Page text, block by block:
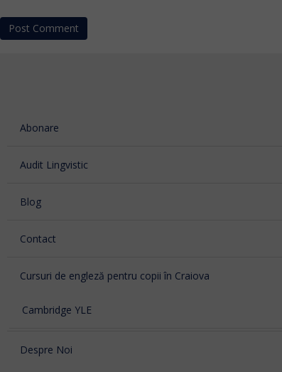
Abonare
Audit Lingvistic
Blog
Contact
Cursuri de engleză pentru copii în Craiova
Cambridge YLE
Despre Noi